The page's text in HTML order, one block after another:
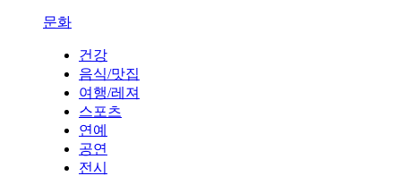
문화
건강
음식/맛집
여행/레져
스포츠
연예
공연
전시